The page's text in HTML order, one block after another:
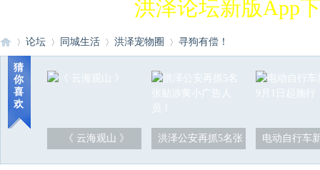
洪泽论坛新版App
»
论坛 同城生活 洪泽宠物圈 寻狗有偿！
猜
你
喜
欢
《 云海观山 》 洪泽公安再抓5名张 电动自行车